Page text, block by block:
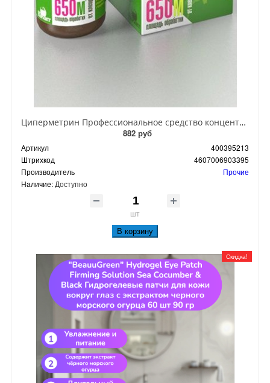
Циперметрин Профессиональное средство концентрат эмульсии 25% для уничтожения тараканов, мух,комаров, блох, клопов, муравьев, ос 50 мл
882 руб
Артикул
400395213
Штрихкод
4607006903395
Производитель
Прочие
Наличие: Доступно
шт
В корзину
Скидка!